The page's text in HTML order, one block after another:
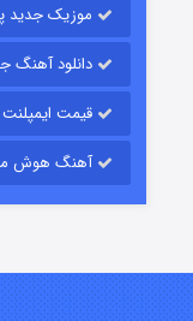
موزیک جدید
دانلود آهنگ
قیمت
آهنگ هوش